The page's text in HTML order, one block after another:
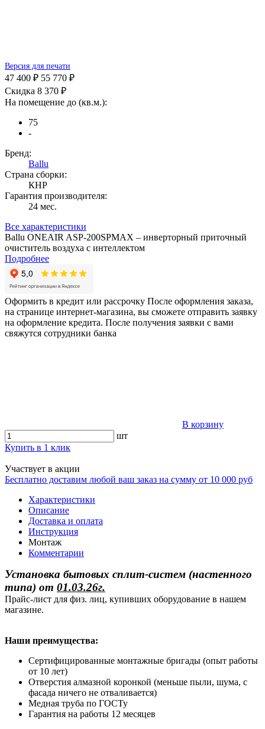
Версия для печати
47 400 ₽ 55 770 ₽
Скидка 8 370 ₽
На помещение до (кв.м.):
75
-
Бренд:
Ballu
Страна сборки:
КНР
Гарантия производителя:
24 мес.
Все характеристики
Ballu ONEAIR ASP-200SPMAX – инверторный приточный
очиститель воздуха с интеллектом
Подробнее
Оформить в кредит или рассрочку После оформления заказа,
на странице интернет-магазина, вы сможете отправить заявку
на оформление кредита. После получения заявки с вами
свяжутся сотрудники банка
В корзину
шт
Купить в 1 клик
Участвует в акции
Бесплатно доставим любой ваш заказ на сумму от 10 000 руб
Характеристики
Описание
Доставка и оплата
Инструкция
Монтаж
Комментарии
Установка бытовых сплит-систем (настенного
типа) от 01.03.26г.
Прайс-лист для физ. лиц, купивших оборудование в нашем
магазине.
Наши преимущества:
Сертифицированные монтажные бригады (опыт работы
от 10 лет)
Отверстия алмазной коронкой (меньше пыли, шума, с
фасада ничего не отваливается)
Медная труба по ГОСТу
Гарантия на работы 12 месяцев